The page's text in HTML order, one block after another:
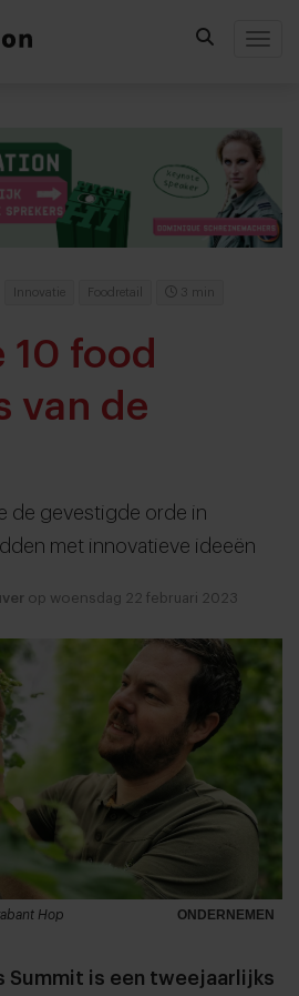
Innovatie Foodretail 3 min
10 food
van de
de gevestigde orde in
met innovatieve ideeën
op woensdag 22 februari 2023
ONDERNEMEN
Hop
Summit is een tweejaarlijks